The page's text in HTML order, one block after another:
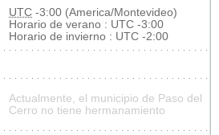
UTC -3:00 (America/Montevideo)
Horario de verano : UTC -3:00
Horario de invierno : UTC -2:00
Actualmente, el municipio de Paso del
Cerro no tiene hermanamiento